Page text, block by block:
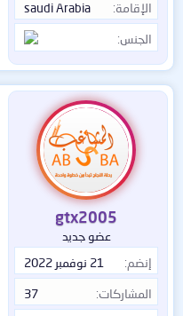
الإقامة saudi Arabia
الجنس
gtx2005
عضو جديد
إنضم
21 نوفمبر 2022
المشاركات 37